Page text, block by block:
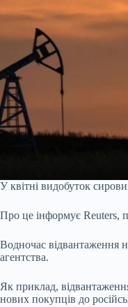
У квітні видобуток
Про це інформує Reuters,
Водночас відвантаження
агентства.
Як приклад,
нових покупців до